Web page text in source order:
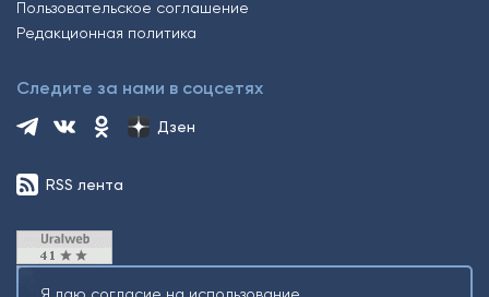
Пользовательское соглашение
Редакционная политика
Следите за нами в соцсетях
Дзен
RSS лента